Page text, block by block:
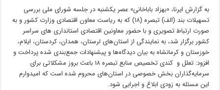
به گزارش ایرنا، «بهزاد باباخانی» عصر یکشنبه در جلسه شورای ملی بررسی
تسهیلات بند (الف) تبصره (۱۸) که به ریاست معاون اقتصادی وزارت کشور و به
صورت ارتباط تصویری و با حضور معاونین اقتصادی استانداری های سراسر
کشور برگزار شد، به نمایندگی از استان‌های لرستان، همدان، کردستان، ایلام،
خوزستان و کرمانشاه به بیان دیدگاه‌ها و پیشنهادات جمع‌بندی شده پرداخت و
افزود: تعلل و کندی تخصیص منابع تبصره ۱۸ باعث بروز مشکلاتی برای
سرمایه‌گذاران بخش خصوصی در استان‌های محروم شده است که امیدوارم
این مسئله به زودی ابلاغ و اجرایی شود.